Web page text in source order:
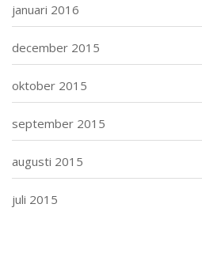
januari 2016
december 2015
oktober 2015
september 2015
augusti 2015
juli 2015